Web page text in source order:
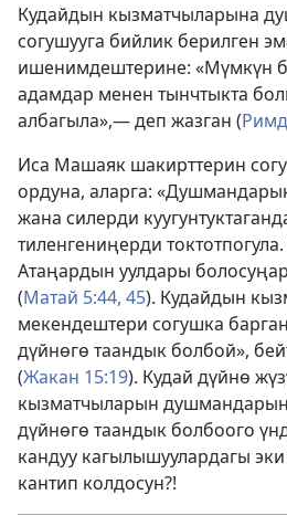
Кудайдын кызматчыларына
согушууга бийлик берилген
ишенимдештерине: «Мүмкүн
адамдар менен тынчтыкта
албагыла»,— деп жазган (
Иса Машаяк шакирттерин
ордуна, аларга:
жана силерди
тиленгениңерди
Атаңардын уулдары
(Матай 5:44, 45). Кудайдын
мекендештери согушка
дүйнөгө таандык болбой»,
(Жакан 15:19). Кудай дүйнө
кызматчыларын душмандарын
дүйнөгө таандык болбоого
кандуу кагылышуулардагы
кантип колдосун?!